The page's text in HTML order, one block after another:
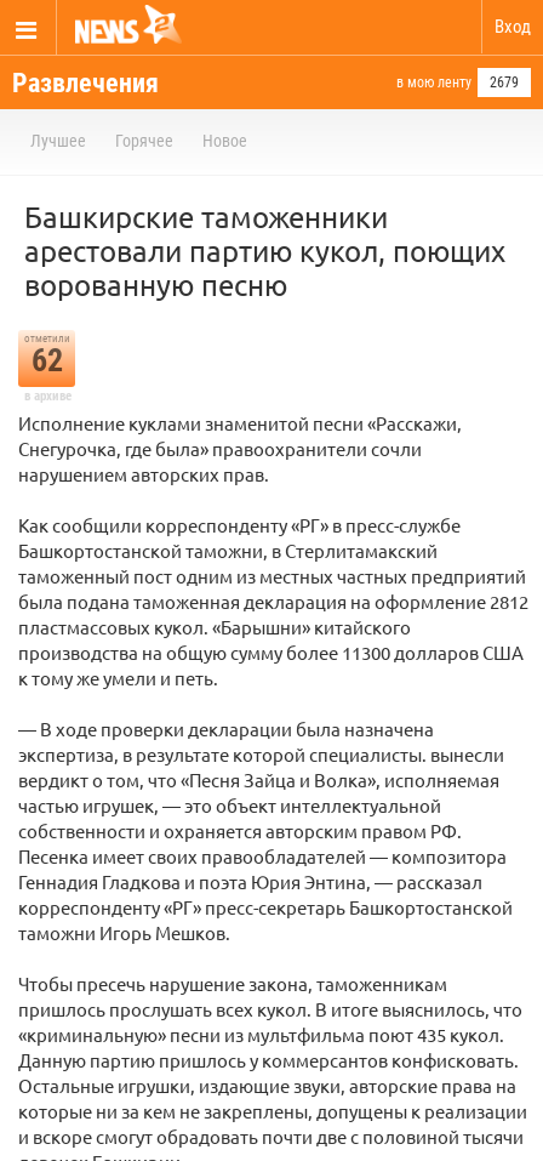
Вход
Развлечения в мою ленту 2679
Лучшее Горячее Новое
Башкирские таможенники
арестовали партию кукол, поющих
ворованную песню
отметили
62
в архиве
Исполнение куклами знаменитой песни «Расскажи,
Снегурочка, где была» правоохранители сочли
нарушением авторских прав.
Как сообщили корреспонденту «РГ» в пресс-службе
Башкортостанской таможни, в Стерлитамакский
таможенный пост одним из местных частных предприятий
была подана таможенная декларация на оформление 2812
пластмассовых кукол. «Барышни» китайского
производства на общую сумму более 11300 долларов США
к тому же умели и петь.
— В ходе проверки декларации была назначена
экспертиза, в результате которой специалисты. вынесли
вердикт о том, что «Песня Зайца и Волка», исполняемая
частью игрушек, — это объект интеллектуальной
собственности и охраняется авторским правом РФ.
Песенка имеет своих правообладателей — композитора
Геннадия Гладкова и поэта Юрия Энтина, — рассказал
корреспонденту «РГ» пресс-секретарь Башкортостанской
таможни Игорь Мешков.
Чтобы пресечь нарушение закона, таможенникам
пришлось прослушать всех кукол. В итоге выяснилось, что
«криминальную» песни из мультфильма поют 435 кукол.
Данную партию пришлось у коммерсантов конфисковать.
Остальные игрушки, издающие звуки, авторские права на
которые ни за кем не закреплены, допущены к реализации
и вскоре смогут обрадовать почти две с половиной тысячи